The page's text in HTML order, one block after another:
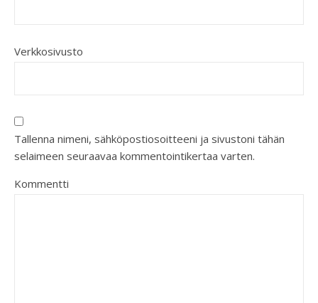
Verkkosivusto
Tallenna nimeni, sähköpostiosoitteeni ja sivustoni tähän
selaimeen seuraavaa kommentointikertaa varten.
Kommentti